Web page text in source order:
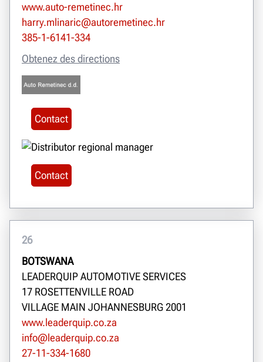
www.auto-remetinec.hr
harry.mlinaric@autoremetinec.hr
385-1-6141-334
Obtenez des directions
Contact
Contact
26
BOTSWANA
LEADERQUIP AUTOMOTIVE SERVICES
17 ROSETTENVILLE ROAD
VILLAGE MAIN JOHANNESBURG 2001
www.leaderquip.co.za
info@leaderquip.co.za
27-11-334-1680